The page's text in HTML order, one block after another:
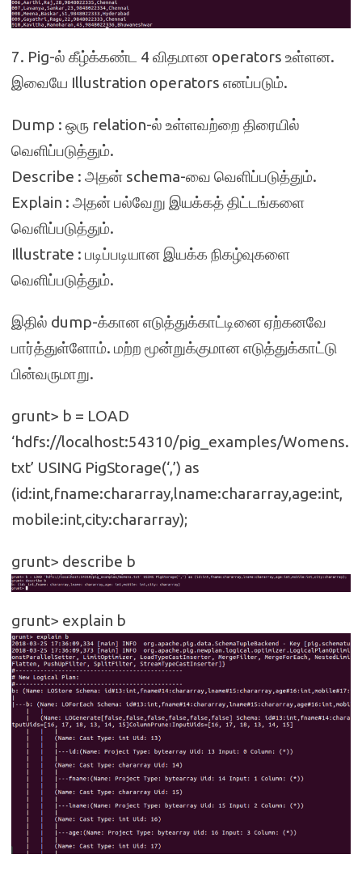
7. Pig-ல் கீழ்க்கண்ட 4 விதமான operators உள்ளன.
இவையே Illustration operators எனப்படும்.
Dump : ஒரு relation-ல் உள்ளவற்றை திரையில்
வெளிப்படுத்தும்.
Describe : அதன் schema-வை வெளிப்படுத்தும்.
Explain : அதன் பல்வேறு இயக்கத் திட்டங்களை
வெளிப்படுத்தும்.
Illustrate : படிப்படியான இயக்க நிகழ்வுகளை
வெளிப்படுத்தும்.
இதில் dump-க்கான எடுத்துக்காட்டினை ஏற்கனவே
பார்த்துள்ளோம். மற்ற மூன்றுக்குமான எடுத்துக்காட்டு
பின்வருமாறு.
grunt> b = LOAD
‘hdfs://localhost:54310/pig_examples/Womens.
txt’ USING PigStorage(‘,’) as
(id:int,fname:chararray,lname:chararray,age:int,
mobile:int,city:chararray);
grunt> describe b
grunt> explain b